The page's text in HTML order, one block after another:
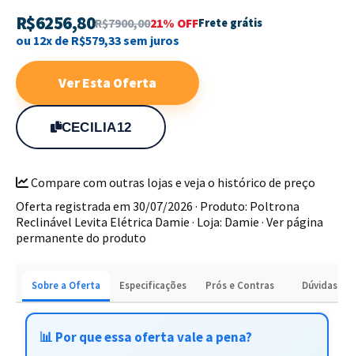
ou descanso.
Estrutura resistente com base giratória estável
Sistema de reclinação elétrica intuitivo
Design elegante e acabamento premium
Ergonomia pensada para o seu bem-estar
seu ambiente com a elegância da linha Levita.
R$6256,80R$7900,0021% OFFFrete grátis
ou 12x de R$579,33 sem juros
Ver Esta Oferta
CECILIA12
Compare com outras lojas e veja o histórico de preço
Oferta registrada em 30/07/2026 · Produto: Poltrona
Reclinável Levita Elétrica Damie · Loja: Damie · Ver página
permanente do produto
Sobre a Oferta Especificações Prós e Contras Dúvidas
📊 Por que essa oferta vale a pena?